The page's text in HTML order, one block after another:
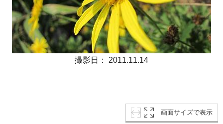
撮影日： 2011.11.14
画面サイズで表示